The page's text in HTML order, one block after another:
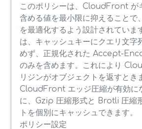
このポリシーは、CloudFront が
含める値を最小限に抑えることで
を最適化するよう設計されてい
は、キャッシュキーにクエリ文
めず、正規化された Accept-
のみを含めます。これにより
リジンがオブジェクトを返すとき
CloudFront エッジ圧縮が有効に
に、Gzip 圧縮形式と Brotli 圧縮
トを個別にキャッシュできます。
ポリシー設定